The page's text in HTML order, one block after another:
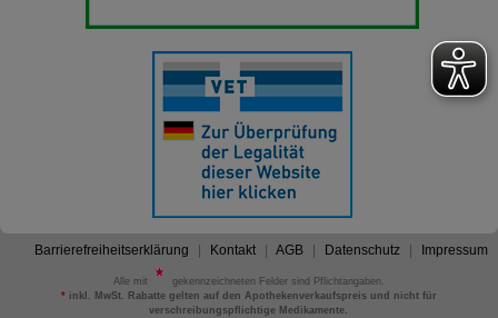
Barrierefreiheitserklärung Kontakt AGB Datenschutz Impressum
Alle mit
gekennzeichneten Felder sind Pflichtangaben.
*inkl. MwSt. Rabatte gelten auf den Apothekenverkaufspreis und nicht für
verschreibungspflichtige Medikamente.